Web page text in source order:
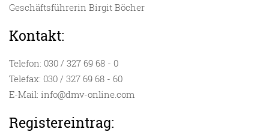
Geschäftsführerin Birgit Böcher
Kontakt:
Telefon: 030 / 327 69 68 - 0
Telefax: 030 / 327 69 68 - 60
E-Mail: info@dmv-online.com
Registereintrag: